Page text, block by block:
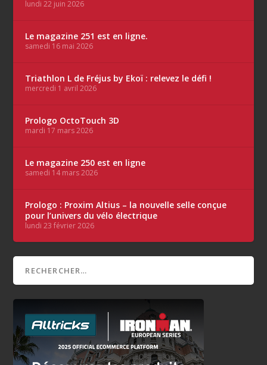
lundi 22 juin 2026
Le magazine 251 est en ligne.
samedi 16 mai 2026
Triathlon L de Fréjus by Ekoï : relevez le défi !
mercredi 1 avril 2026
Prologo OctoTouch 3D
mardi 17 mars 2026
Le magazine 250 est en ligne
samedi 14 mars 2026
Prologo : Proxim Altius – la nouvelle selle conçue
pour l’univers du vélo électrique
lundi 23 février 2026